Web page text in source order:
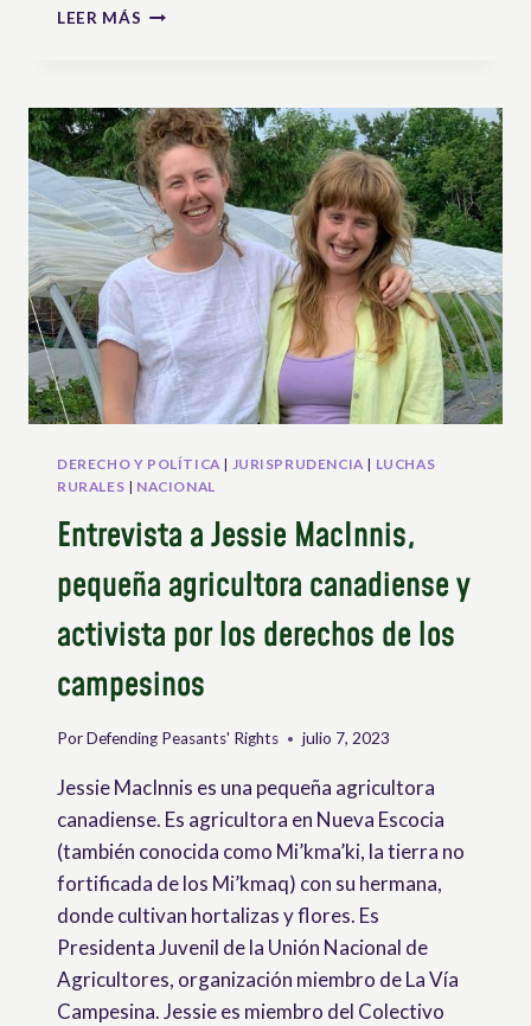
LEER MÁS DERECHOS
CULTURALES
EN
LA
UNDROP
DERECHO Y POLÍTICA | JURISPRUDENCIA | LUCHAS
RURALES | NACIONAL
Entrevista a Jessie MacInnis,
pequeña agricultora canadiense y
activista por los derechos de los
campesinos
PorDefending Peasants' Rights julio 7, 2023
Jessie MacInnis es una pequeña agricultora
canadiense. Es agricultora en Nueva Escocia
(también conocida como Mi’kma’ki, la tierra no
fortificada de los Mi’kmaq) con su hermana,
donde cultivan hortalizas y flores. Es
Presidenta Juvenil de la Unión Nacional de
Agricultores, organización miembro de La Vía
Campesina. Jessie es miembro del Colectivo